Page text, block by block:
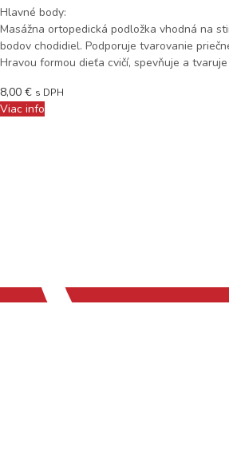
Hlavné body:
Masážna ortopedická podložka vhodná na
bodov chodidiel. Podporuje tvarovanie
Hravou formou dieťa cvičí, spevňuje a
8,00 € s DPH
Viac info